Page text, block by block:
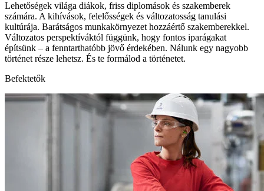
Lehetőségek világa diákok, friss diplomások és szakemberek
számára. A kihívások, felelősségek és változatosság tanulási
kultúrája. Barátságos munkakörnyezet hozzáértő szakemberekkel.
Változatos perspektíváktól függünk, hogy fontos iparágakat
építsünk – a fenntarthatóbb jövő érdekében. Nálunk egy nagyobb
történet része lehetsz. És te formálod a történetet.
Befektetők